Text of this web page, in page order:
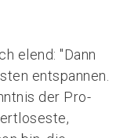
elend: "Dann
entspannen.
der Pro-